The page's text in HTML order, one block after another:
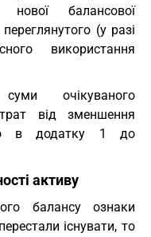
балансової
(у разі
використання
очікуваного
від зменшення
в додатку 1 до
активу
балансу ознаки
існувати, то